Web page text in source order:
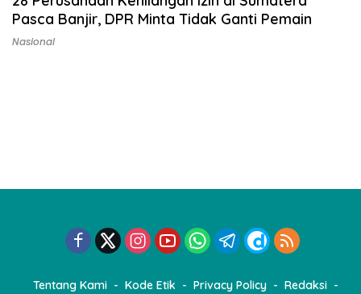
Pasca Banjir, DPR Minta Tidak Ganti Pemain
Nasional
Tentang Kami Kode Etik Privacy Policy
Redaksi